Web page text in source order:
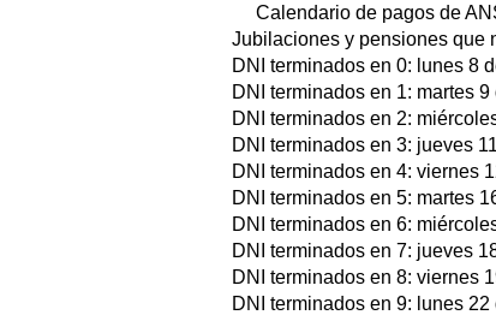
Calendario de pagos de
Jubilaciones y pensiones que
DNI terminados en 0: lunes 8
DNI terminados en 1: martes 9
DNI terminados en 2:
DNI terminados en 3: jueves
DNI terminados en 4: viernes
DNI terminados en 5: martes
DNI terminados en 6:
DNI terminados en 7: jueves
DNI terminados en 8: viernes
DNI terminados en 9: lunes 22